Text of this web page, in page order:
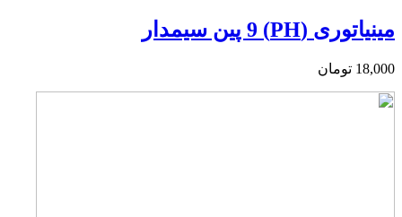
مینیاتوری (PH) 9 پین سیمدار
18,000 تومان